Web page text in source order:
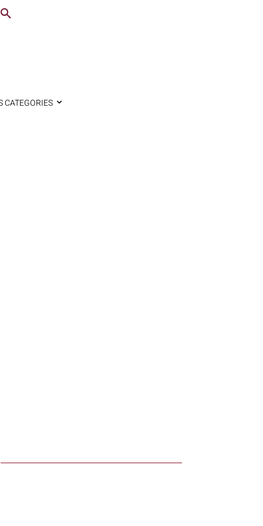
CATEGORIES